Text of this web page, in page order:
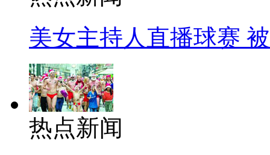
美女主持人直播球赛
热点新闻